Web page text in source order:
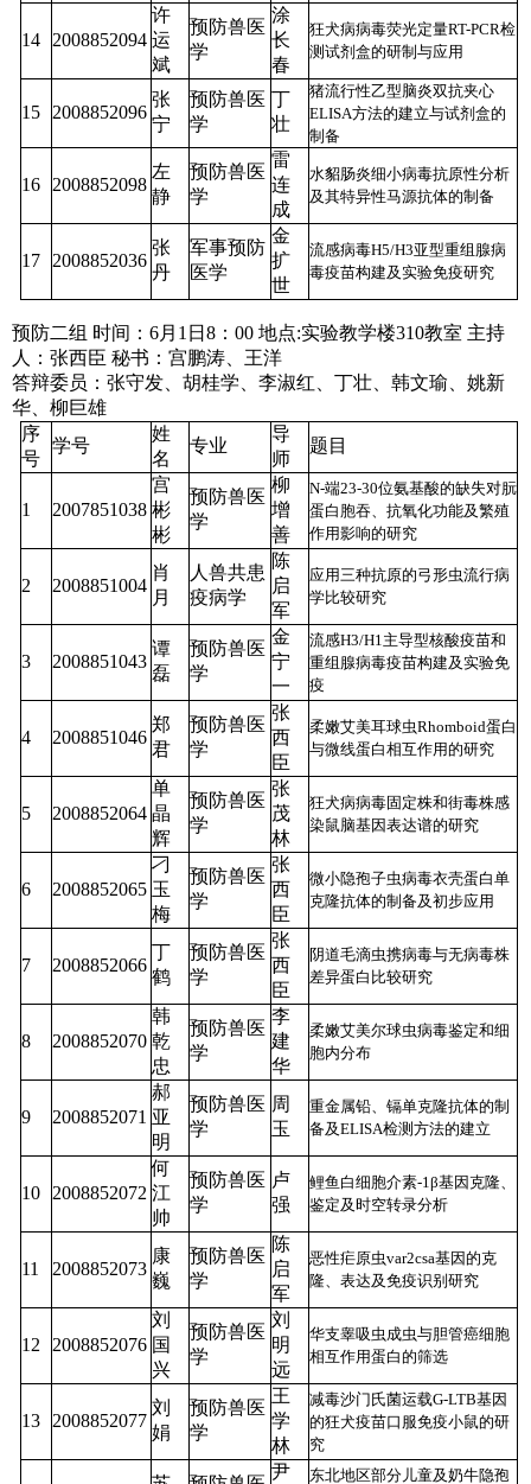
14 2008852094
许
运
斌
预防兽医
学
涂
长
春
狂犬病病毒荧光定量RT-PCR检
测试剂盒的研制与应用
15 2008852096
张
宁
预防兽医
学
丁
壮
猪流行性乙型脑炎双抗夹心
ELISA方法的建立与试剂盒的
制备
16 2008852098
左
静
预防兽医
学
雷
连
成
水貂肠炎细小病毒抗原性分析
及其特异性马源抗体的制备
17 2008852036
张
丹
军事预防
医学
金
扩
世
流感病毒H5/H3亚型重组腺病
毒疫苗构建及实验免疫研究
预防二组 时间：6月1日8：00 地点:实验教学楼310教室 主持
人：张西臣 秘书：宫鹏涛、王洋
答辩委员：张守发、胡桂学、李淑红、丁壮、韩文瑜、姚新
华、柳巨雄
序
号
学号
姓
名
专业
导
师
题目
1 2007851038
宫
彬
彬
预防兽医
学
柳
增
善
N-端23-30位氨基酸的缺失对朊
蛋白胞吞、抗氧化功能及繁殖
作用影响的研究
2 2008851004
肖
月
人兽共患
疫病学
陈
启
军
应用三种抗原的弓形虫流行病
学比较研究
3 2008851043
谭
磊
预防兽医
学
金
宁
一
流感H3/H1主导型核酸疫苗和
重组腺病毒疫苗构建及实验免
疫
4 2008851046
郑
君
预防兽医
学
张
西
臣
柔嫩艾美耳球虫Rhomboid蛋白
与微线蛋白相互作用的研究
5 2008852064
单
晶
辉
预防兽医
学
张
茂
林
狂犬病病毒固定株和街毒株感
染鼠脑基因表达谱的研究
6 2008852065
刁
玉
梅
预防兽医
学
张
西
臣
微小隐孢子虫病毒衣壳蛋白单
克隆抗体的制备及初步应用
7 2008852066
丁
鹤
预防兽医
学
张
西
臣
阴道毛滴虫携病毒与无病毒株
差异蛋白比较研究
8 2008852070
韩
乾
忠
预防兽医
学
李
建
华
柔嫩艾美尔球虫病毒鉴定和细
胞内分布
9 2008852071
郝
亚
明
预防兽医
学
周
玉
重金属铅、镉单克隆抗体的制
备及ELISA检测方法的建立
10 2008852072
何
江
帅
预防兽医
学
卢
强
鲤鱼白细胞介素-1β基因克隆、
鉴定及时空转录分析
11 2008852073
康
巍
预防兽医
学
陈
启
军
恶性疟原虫var2csa基因的克
隆、表达及免疫识别研究
12 2008852076
刘
国
兴
预防兽医
学
刘
明
远
华支睾吸虫成虫与胆管癌细胞
相互作用蛋白的筛选
13 2008852077
刘
娟
预防兽医
学
王
学
林
减毒沙门氏菌运载G-LTB基因
的狂犬疫苗口服免疫小鼠的研
究
尹 东北地区部分儿童及奶牛隐孢